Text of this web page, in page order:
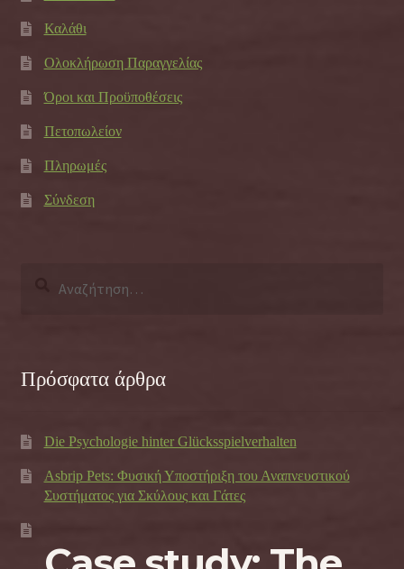
Καλάθι
Ολοκλήρωση Παραγγελίας
Όροι και Προϋποθέσεις
Πετοπωλείον
Πληρωμές
Σύνδεση
Πρόσφατα άρθρα
Die Psychologie hinter Glücksspielverhalten
Asbrip Pets: Φυσική Υποστήριξη του Αναπνευστικού
Συστήματος για Σκύλους και Γάτες